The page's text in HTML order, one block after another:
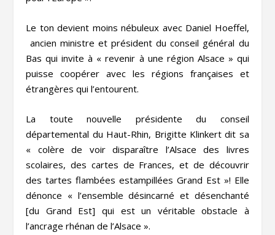
Le ton devient moins nébuleux avec Daniel Hoeffel,
ancien ministre et président du conseil général du
Bas qui invite à « revenir à une région Alsace » qui
puisse coopérer avec les régions françaises et
étrangères qui l’entourent.
La toute nouvelle présidente du conseil
départemental du Haut-Rhin, Brigitte Klinkert dit sa
« colère de voir disparaître l’Alsace des livres
scolaires, des cartes de Frances, et de découvrir
des tartes flambées estampillées Grand Est »! Elle
dénonce « l’ensemble désincarné et désenchanté
[du Grand Est] qui est un véritable obstacle à
l’ancrage rhénan de l’Alsace ».